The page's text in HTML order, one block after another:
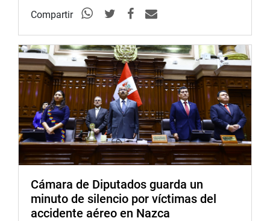
Compartir
Cámara de Diputados guarda un
minuto de silencio por víctimas del
accidente aéreo en Nazca